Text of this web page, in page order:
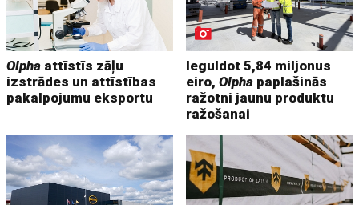
Olpha attīstīs zāļu
izstrādes un attīstības
pakalpojumu eksportu
Ieguldot 5,84 miljonus
eiro,Olpha paplašinās
ražotni jaunu produktu
ražošanai